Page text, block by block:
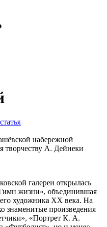
набережной
творчеству А. Дейнеки
галереи открылась
жизни», объединившая
художника XX века. На
знаменитые произведения
«Портрет К. А.